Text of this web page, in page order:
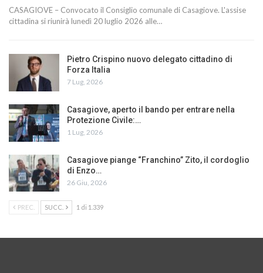
CASAGIOVE – Convocato il Consiglio comunale di Casagiove. L'assise
cittadina si riunirà lunedì 20 luglio 2026 alle…
Pietro Crispino nuovo delegato cittadino di
Forza Italia
7 Lug, 2026
Casagiove, aperto il bando per entrare nella
Protezione Civile:…
1 Lug, 2026
Casagiove piange “Franchino” Zito, il cordoglio
di Enzo…
26 Giu, 2026
PREC. SUCC. 1 di 1.339